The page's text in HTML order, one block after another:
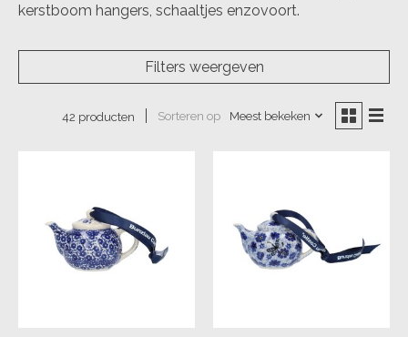
kerstboom hangers, schaaltjes enzovoort.
Filters weergeven
42 producten Sorteren op Meest bekeken